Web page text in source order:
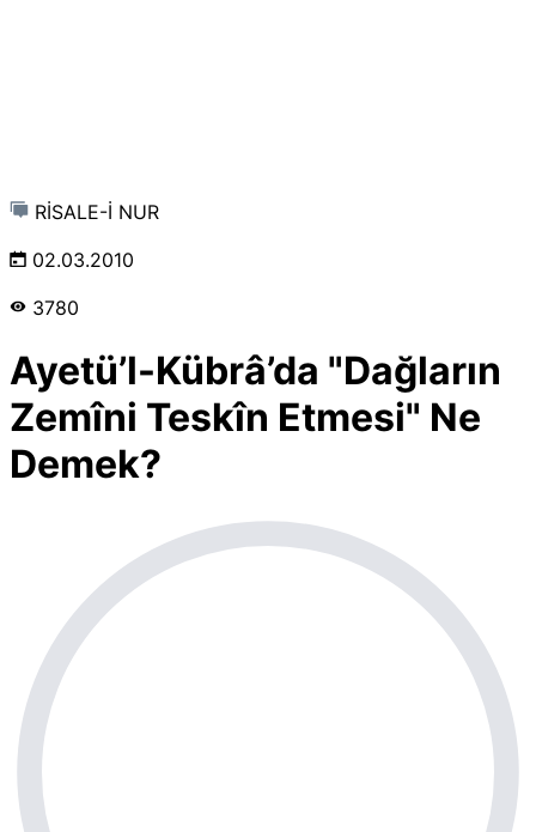
RİSALE-İ NUR
02.03.2010
3780
Ayetü’l-Kübrâ’da "Dağların
Zemîni Teskîn Etmesi" Ne
Demek?